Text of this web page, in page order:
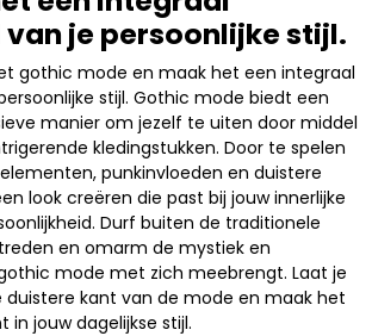
je persoonlijke stijl.
gothic mode en maak het een integraal
stijl. Gothic mode biedt een
manier om jezelf te uiten door middel
kledingstukken. Door te spelen
punkinvloeden en duistere
look creëren die past bij jouw innerlijke
Durf buiten de traditionele
en omarm de mystiek en
mode met zich meebrengt. Laat je
duistere kant van de mode en maak het
jouw dagelijkse stijl.